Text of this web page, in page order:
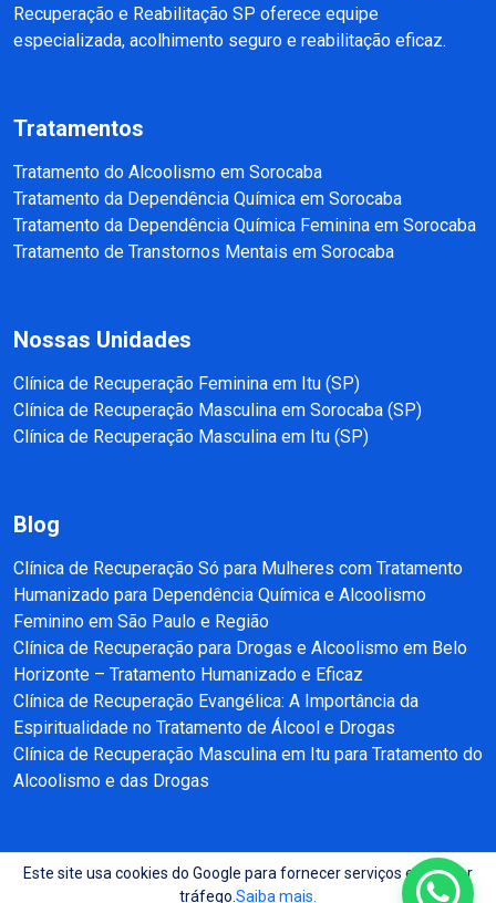
Recuperação e Reabilitação SP oferece equipe
especializada, acolhimento seguro e reabilitação eficaz.
Tratamentos
Tratamento do Alcoolismo em Sorocaba
Tratamento da Dependência Química em Sorocaba
Tratamento da Dependência Química Feminina em Sorocaba
Tratamento de Transtornos Mentais em Sorocaba
Nossas Unidades
Clínica de Recuperação Feminina em Itu (SP)
Clínica de Recuperação Masculina em Sorocaba (SP)
Clínica de Recuperação Masculina em Itu (SP)
Blog
Clínica de Recuperação Só para Mulheres com Tratamento
Humanizado para Dependência Química e Alcoolismo
Feminino em São Paulo e Região
Clínica de Recuperação para Drogas e Alcoolismo em Belo
Horizonte – Tratamento Humanizado e Eficaz
Clínica de Recuperação Evangélica: A Importância da
Espiritualidade no Tratamento de Álcool e Drogas
Clínica de Recuperação Masculina em Itu para Tratamento do
Alcoolismo e das Drogas
Copyright © 2025 - 2026 Recuperação e Reabilitação SP Todos direitos
Este site usa cookies do Google para fornecer serviços e analisar
tráfego. Saiba mais.